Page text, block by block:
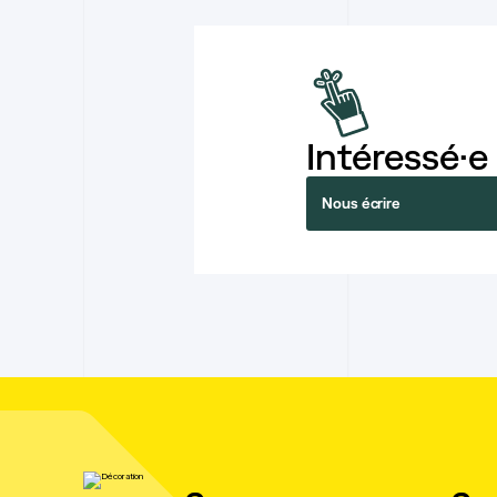
Nous écrire